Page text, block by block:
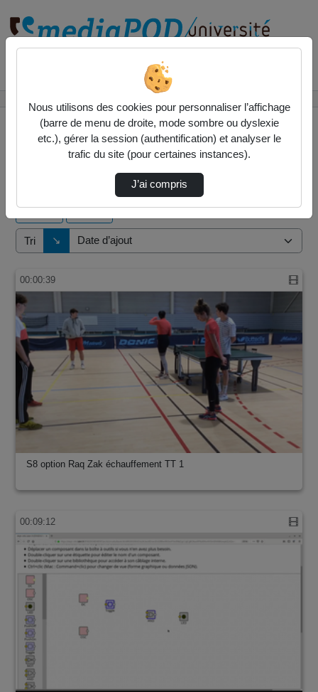
6 vidéos trouvées
Tri ↘
Direction de tri
00:00:39
S8 option Raq Zak échauffement TT 1
00:09:12
Nous utilisons des cookies pour personnaliser l’affichage
(barre de menu de droite, mode sombre ou dyslexie
etc.), gérer la session (authentification) et analyser le
trafic du site (pour certaines instances).
J’ai compris